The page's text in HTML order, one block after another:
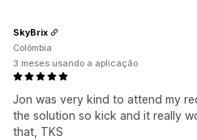
Jon was very kind to attend my
the solution so kick and it really
that, TKS
SkyBrix
Colômbia
3 meses usando a aplicação